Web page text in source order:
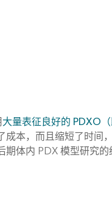
大量表征良好的 PDXO
本，而且缩短了时间
体内 PDX 模型研究